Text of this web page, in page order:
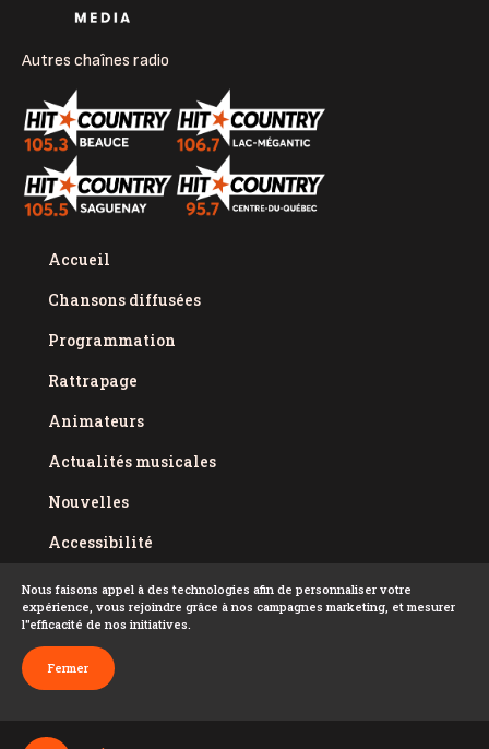
Autres chaînes radio
Accueil
Chansons diffusées
Programmation
Rattrapage
Animateurs
Actualités musicales
Nouvelles
Accessibilité
Politique de confidentialité
Conditions d'utilisation
FAQ
Nous faisons appel à des technologies afin de personnaliser votre
expérience, vous rejoindre grâce à nos campagnes marketing, et mesurer
l''efficacité de nos initiatives.
Fermer